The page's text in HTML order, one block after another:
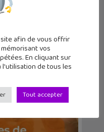
afin de vous offrir
vos
En cliquant sur
de tous les
Tout accepter